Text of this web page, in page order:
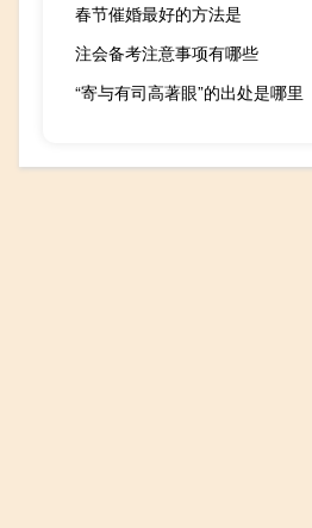
春节催婚最好的方法是
注会备考注意事项有哪些
“寄与有司高著眼”的出处是哪里